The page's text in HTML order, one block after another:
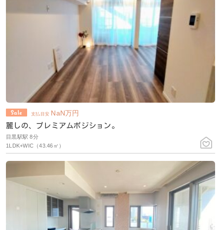
支払目安 NaN万円
麗しの、プレミアムポジション。
目黒駅駅 8分
1LDK+WIC（43.46㎡）